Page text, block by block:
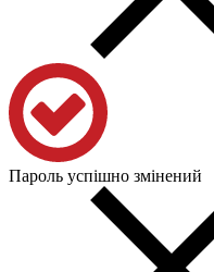
Пароль успішно змінений